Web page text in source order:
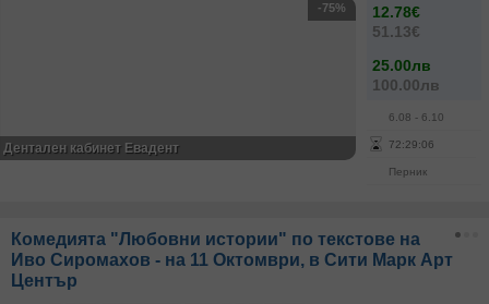
12.78€
51.13€
25.00лв
100.00лв
6.08 - 6.10
72:29:05
Перник
-75%
Дентален кабинет Евадент
Комедията "Любовни истории" по текстове на
Иво Сиромахов - на 11 Октомври, в Сити Марк Арт
Център